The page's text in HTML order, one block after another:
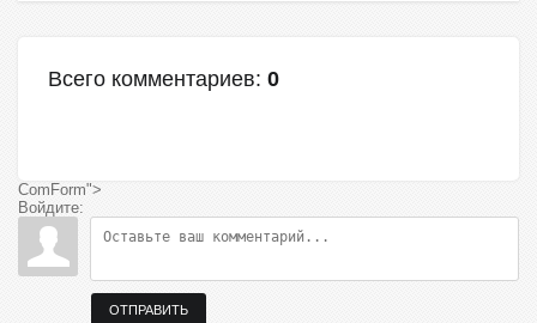
Всего комментариев: 0
ComForm">
Войдите:
ОТПРАВИТЬ